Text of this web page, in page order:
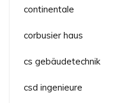
continentale
corbusier haus
cs gebäudetechnik
csd ingenieure